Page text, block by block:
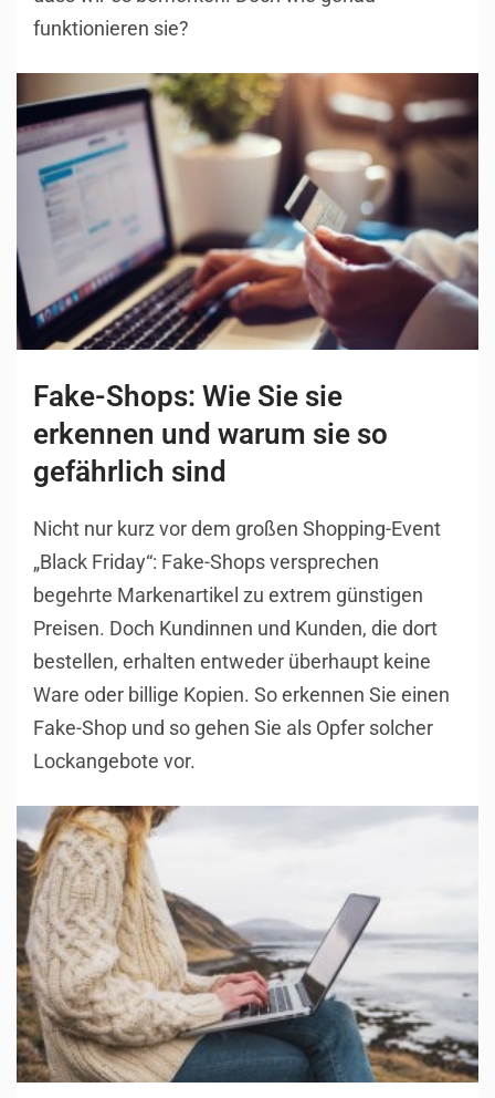
funktionieren sie?
Fake-Shops: Wie Sie sie
erkennen und warum sie so
gefährlich sind
Nicht nur kurz vor dem großen Shopping-Event
„Black Friday“: Fake-Shops versprechen
begehrte Markenartikel zu extrem günstigen
Preisen. Doch Kundinnen und Kunden, die dort
bestellen, erhalten entweder überhaupt keine
Ware oder billige Kopien. So erkennen Sie einen
Fake-Shop und so gehen Sie als Opfer solcher
Lockangebote vor.